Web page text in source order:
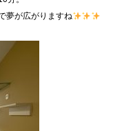
夢が広がりますね